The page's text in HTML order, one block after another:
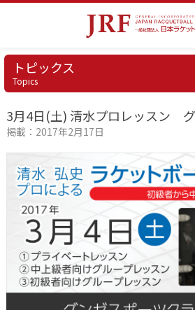
トピックス
Topics
3月4日(土) 清水プロレッスン
掲載：2017年2月17日